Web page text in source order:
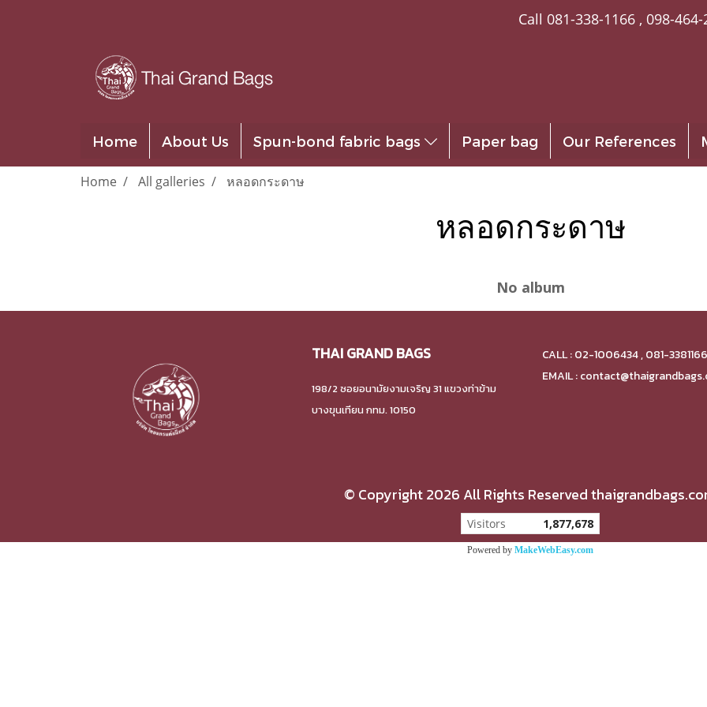
Call 081-338-1166, 098-
Home About Us Spun-bond fabric bags Paper bag Our References
Home All galleries หลอดกระดาษ
หลอดกระดาษ
No album
THAI GRAND BAGS
198/2 ซอยอนามัยงามเจริญ 31 แขวงท่าข้าม
บางขุนเทียน กทม. 10150
CALL : 02-1006434 , 081-3381166
EMAIL :
© Copyright 2026 All Rights Reserved
Visitors 1,877,678
Powered by MakeWebEasy.com